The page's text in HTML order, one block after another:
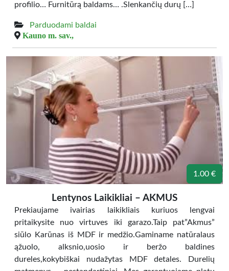
profilio… Furnitūrą baldams… .Slenkančių durų […]
Parduodami baldai
Kauno m. sav.,
1.00 €
Lentynos Laikikliai – AKMUS
Prekiaujame ivairias laikikliais kuriuos lengvai
pritaikysite nuo virtuves iki garazo.Taip pat”Akmus”
siūlo Karūnas iš MDF ir medžio.Gaminame natūralaus
ąžuolo, alksnio,uosio ir beržo baldines
dureles,kokybiškai nudažytas MDF detales. Durelių